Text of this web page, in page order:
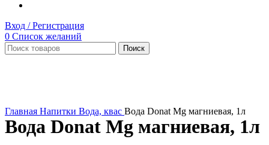
Вход / Регистрация
0 Список желаний
Поиск
Главная Напитки Вода, квас Вода Donat Mg магниевая, 1л
Вода Donat Mg магниевая, 1л